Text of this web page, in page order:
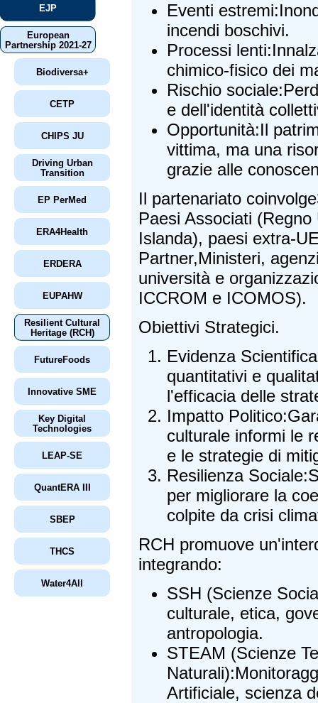
EJP
European
Partnership 2021-27
Biodiversa+
CETP
CHIPS JU
Driving Urban
Transition
EP PerMed
ERA4Health
ERDERA
EUPAHW
Resilient Cultural
Heritage (RCH)
FutureFoods
Innovative SME
Key Digital
Technologies
LEAP-SE
QuantERA III
SBEP
THCS
Water4All
Eventi
incendi boschivi.
Processi
chimico-fisico dei
Rischio
e dell'identità
Opportunità:Il
vittima, ma una
grazie alle
Il partenariato
Paesi Associati
Islanda), paesi extra-
Partner,Ministeri,
università e
ICCROM e ICOMOS).
Obiettivi Strategici.
Evidenza
quantitativi e
l'efficacia delle
Impatto
culturale informi le
e le strategie di
Resilienza
per migliorare la
colpite da crisi
RCH promuove
integrando:
SSH (Scienze
culturale, etica,
antropologia.
STEAM (Scienze
Artificiale, scienza